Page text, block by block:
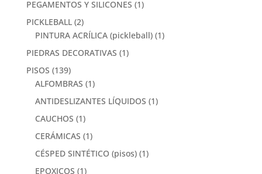
PEGAMENTOS Y SILICONES (1)
PICKLEBALL (2)
PINTURA ACRÍLICA (pickleball) (1)
PIEDRAS DECORATIVAS (1)
PISOS (139)
ALFOMBRAS (1)
ANTIDESLIZANTES LÍQUIDOS (1)
CAUCHOS (1)
CERÁMICAS (1)
CÉSPED SINTÉTICO (pisos) (1)
EPOXICOS (1)